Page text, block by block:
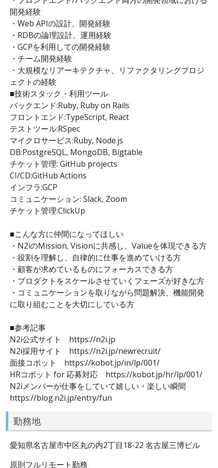
開発経験
・Web APIの設計、開発経験
・RDBの論理設計、運用経験
・GCPを利用しての開発経験
・チーム開発経験
・大規模なリアーキテクチャ、リファクタリングプロジ
ェクトの経験
■技術スタック・利用ツール
バックエンド:Ruby, Ruby on Rails
フロントエンド:TypeScript, React
テストツール:RSpec
マイクロサービス:Ruby, Node.js
DB:PostgreSQL, MongoDB, Bigtable
チケット管理: GitHub projects
CI/CD:GitHub Actions
インフラ:GCP
コミュニケーション: Slack, Zoom
チケット管理:ClickUp
■こんな方に仲間になってほしい
・N2iのMission, Visionに共感し、Valueを体現できる方
・役割を理解し、自律的に仕事を進めていける方
・顧客が求めているものにフォーカスできる方
・プロダクトをスケールさせていくフェーズが好きな方
・コミュニケーションを取りながら問題解決、機能開発
に取り組むことを大切にしている方
■参考記事
N2i公式サイト https://n2i.jp
N2i採用サイト https://n2i.jp/newrecruit/
面接コボット https://kobot.jp/in/lp/001/
HRコボット for 応募対応 https://kobot.jp/hr/lp/001/
N2iメンバーが仕事をしていて嬉しい・楽しい瞬間
https://blog.n2i.jp/entry/fun
勤務地
愛知県名古屋市中区丸の内2丁目18-22 名古屋三博ビル
原則フルリモート勤務